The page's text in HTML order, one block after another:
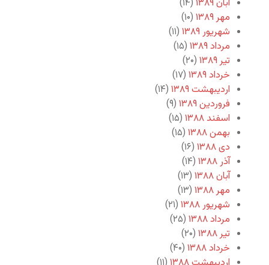
آبان ۱۳۸۹
(۱۴)
مهر ۱۳۸۹
(۱۰)
شهریور ۱۳۸۹
(۱۱)
مرداد ۱۳۸۹
(۱۵)
تیر ۱۳۸۹
(۲۰)
خرداد ۱۳۸۹
(۱۷)
اردیبهشت ۱۳۸۹
(۱۴)
فروردین ۱۳۸۹
(۹)
اسفند ۱۳۸۸
(۱۵)
بهمن ۱۳۸۸
(۱۵)
دی ۱۳۸۸
(۱۶)
آذر ۱۳۸۸
(۱۴)
آبان ۱۳۸۸
(۱۳)
مهر ۱۳۸۸
(۱۳)
شهریور ۱۳۸۸
(۲۱)
مرداد ۱۳۸۸
(۲۵)
تیر ۱۳۸۸
(۲۰)
خرداد ۱۳۸۸
(۴۰)